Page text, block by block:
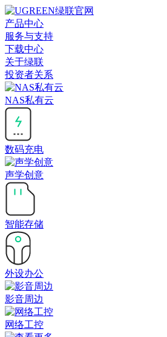
产品中心
服务与支持
下载中心
关于绿联
投资者关系
NAS私有云
数码充电
声学创意
智能存储
外设办公
影音周边
网络工控